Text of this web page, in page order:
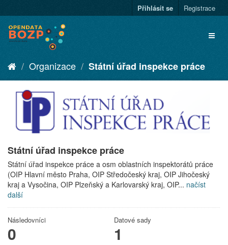
Přihlásit se Registrace
Organizace Státní úřad inspekce práce
Státní úřad inspekce práce
Státní úřad inspekce práce a osm oblastních inspektorátů práce
(OIP Hlavní město Praha, OIP Středočeský kraj, OIP Jihočeský
kraj a Vysočina, OIP Plzeňský a Karlovarský kraj, OIP... načíst
další
Následovníci
0
Datové sady
1